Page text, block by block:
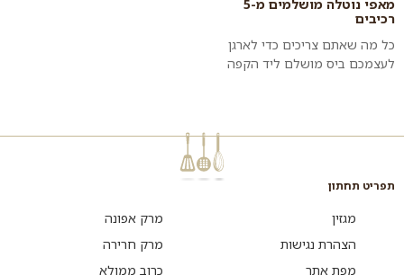
מאפי נוטלה מושלמים מ-5
רכיבים
כל מה שאתם צריכים כדי לארגן
לעצמכם ביס מושלם ליד הקפה
תפריט תחתון
מגזין
הצהרת נגישות
מפת אתר
מרק אפונה
מרק חרירה
כרוב ממולא